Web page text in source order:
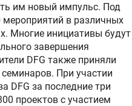
им новый импульс. Под
в различных
Многие инициативы будут
завершения
DFG также приняли
При участии
DFG за последние три
проектов с участием